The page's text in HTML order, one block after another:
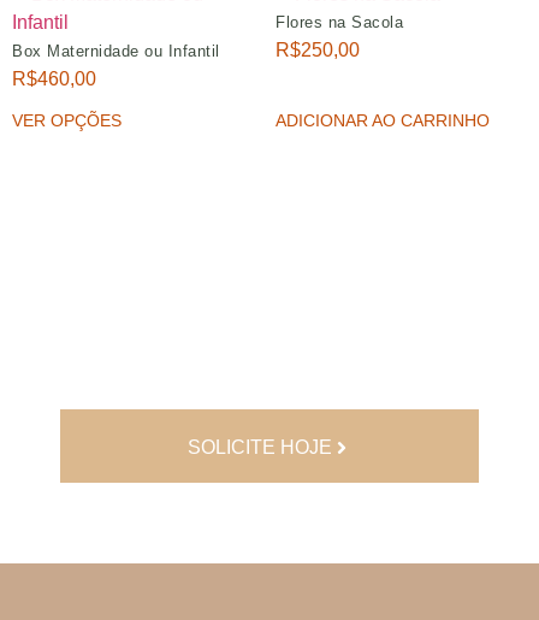
Box Maternidade ou Infantil
R$460,00
VER OPÇÕES
Flores na Sacola
R$250,00
ADICIONAR AO CARRINHO
SOLICITE HOJE